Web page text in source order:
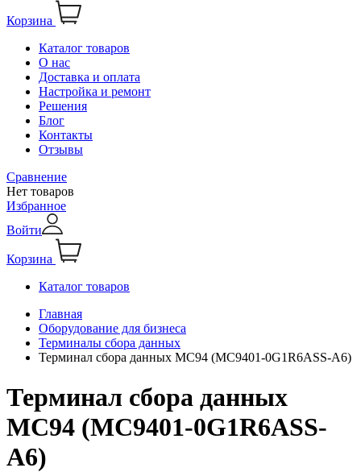
Корзина
Каталог товаров
О нас
Доставка и оплата
Настройка и ремонт
Решения
Блог
Контакты
Отзывы
Сравнение
Нет товаров
Избранное
Войти
Корзина
Каталог товаров
Главная
Оборудование для бизнеса
Терминалы сбора данных
Терминал сбора данных MC94 (MC9401-0G1R6ASS-A6)
Терминал сбора данных
MC94 (MC9401-0G1R6ASS-
A6)